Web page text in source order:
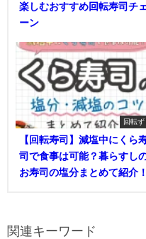
楽しむおすすめ回転寿司チ
ーン
回転ず
【回転寿司】減塩中にくら
司で食事は可能？暮らすし
お寿司の塩分まとめて紹介！
関連キーワード